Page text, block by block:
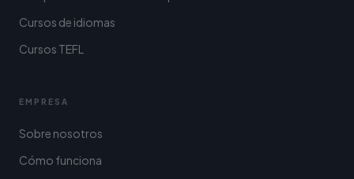
Cursos de idiomas
Cursos TEFL
EMPRESA
Sobre nosotros
Cómo funciona